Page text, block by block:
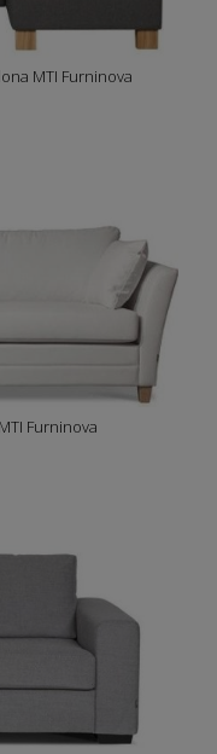
MTI Furninova
Furninova